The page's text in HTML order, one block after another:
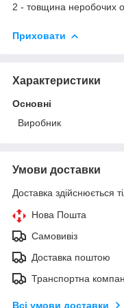
2 - товщина неробочих
Приховати
Характеристики
Основні
Виробник
Умови доставки
Доставка здійснюється
Нова Пошта
Самовивіз
Доставка поштою
Транспортна
Всі умови доставки